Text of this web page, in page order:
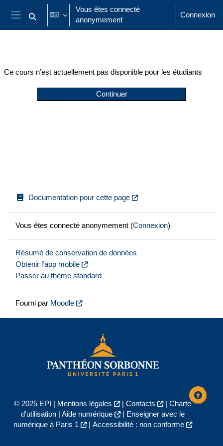
Passer au contenu principal
Panneau latéral
Activer/désactiver la saisie de recherche
Vous êtes connecté
anonymement
Connexion
Ce cours n’est actuellement pas disponible pour les étudiants
Continuer
Documentation pour cette page
Vous êtes connecté anonymement (Connexion)
Résumé de conservation de données
Obtenir l’app mobile
Passer au thème standard
Fourni par Moodle
© 2025 EPI | Mentions légales | Contacts | Charte
d'utilisation| Aide numérique |
Enseigner avec le
numérique à Paris 1
| Accessibilité : non conforme